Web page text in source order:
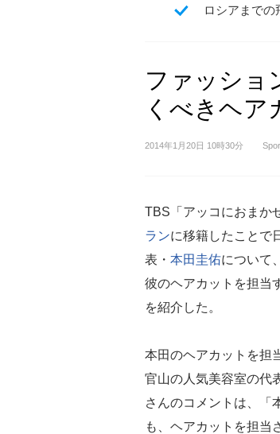
ロシアまでの
ファッショ
くべきヘア
2014年1月20日 10時30分
TBS「アッコにおまか
ランに移籍したことで
表・ 本田圭佑について
彼のヘアカットを担当
を紹介した。
本田のヘアカットを担
官山の人気美容室の代
さんのコメントは、「
も、ヘアカットを担当